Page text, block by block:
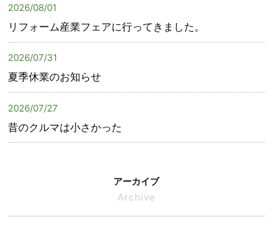
2026/08/01
リフォーム産業フェアに行ってきました。
2026/07/31
夏季休業のお知らせ
2026/07/27
昔のクルマは小さかった
アーカイブ
Archive